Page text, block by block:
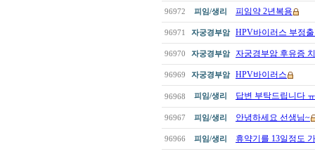
96972 피임/생리 피임약 2년복용
96971 자궁경부암 HPV바이러스 부정
96970 자궁경부암 자궁경부암 후유증
96969 자궁경부암 HPV바이러스
96968 피임/생리 답변 부탁드립니다
96967 피임/생리 안녕하세요 선생님~
96966 피임/생리 휴약기를 13일정도